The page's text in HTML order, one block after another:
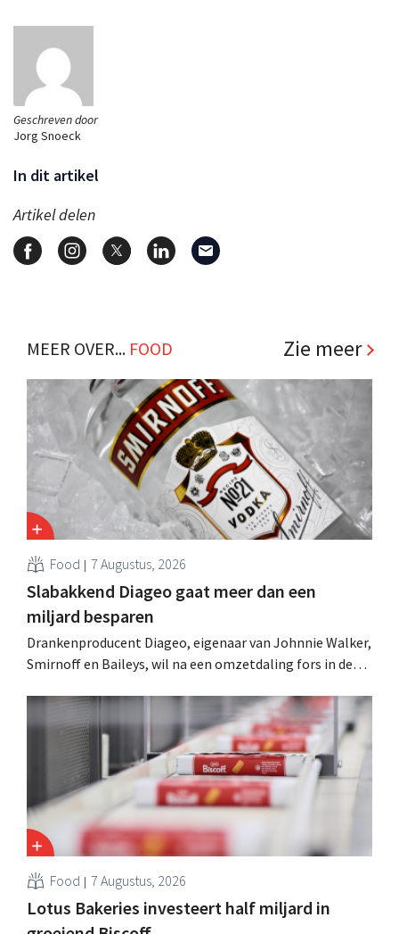
Geschreven door
Jorg Snoeck
In dit artikel
Artikel delen
MEER OVER... FOOD Zie meer
Food 7 Augustus, 2026
Slabakkend Diageo gaat meer dan een
miljard besparen
Drankenproducent Diageo, eigenaar van Johnnie Walker,
Smirnoff en Baileys, wil na een omzetdaling fors in de
andere Guiness en voorgemixte cocktails.
Food 7 Augustus, 2026
Lotus Bakeries investeert half miljard in